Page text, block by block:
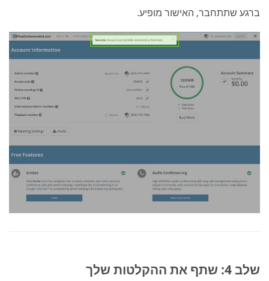
ברגע שתתחבר, האישור מופיע.
שלב 4: שתף את ההקלטות שלך